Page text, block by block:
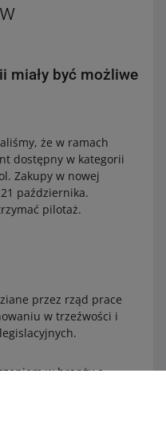
miały być możliwe
że w ramach
dostępny w kategorii
Zakupy w nowej
października.
pilotaż.
przez rząd prace
w trzeźwości i
w branży e-
i sprzedaży produktów.
sytuację i